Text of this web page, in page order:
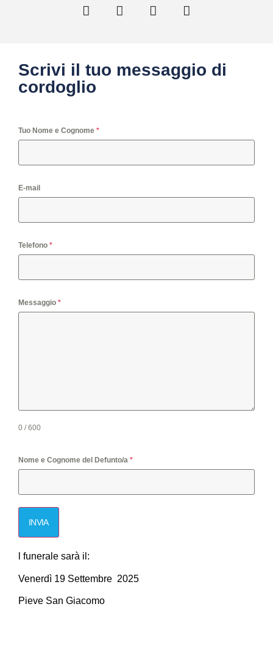
Scrivi il tuo messaggio di
cordoglio
Tuo Nome e Cognome *
E-mail
Telefono *
Messaggio *
0 / 600
Nome e Cognome del Defunto/a *
INVIA
l funerale sarà il:
Venerdì 19 Settembre 2025
Pieve San Giacomo